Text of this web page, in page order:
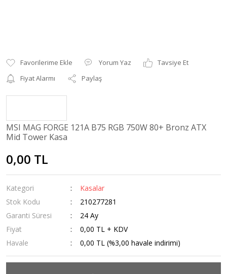
Yorum Yaz
Tavsiye Et
Fiyat Alarmı
Paylaş
MSI MAG FORGE 121A B75 RGB 750W 80+ Bronz ATX
Mid Tower Kasa
0,00 TL
Kategori
Kasalar
Stok Kodu
210277281
Garanti Süresi
24 Ay
Fiyat
0,00 TL + KDV
Havale
0,00 TL (%3,00 havale indirimi)